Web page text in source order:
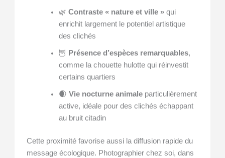
🌿 Contraste « nature et ville »qui
enrichit largement le potentiel artistique
des clichés
🦉 Présence d’espèces remarquables,
comme la chouette hulotte qui réinvestit
certains quartiers
🌒 Vie nocturne animaleparticulièrement
active, idéale pour des clichés échappant
au bruit citadin
Cette proximité favorise aussi la diffusion rapide du
message écologique. Photographier chez soi, dans